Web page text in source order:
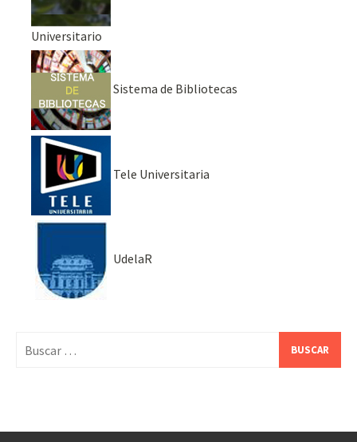
Universitario
Sistema de Bibliotecas
Tele Universitaria
UdelaR